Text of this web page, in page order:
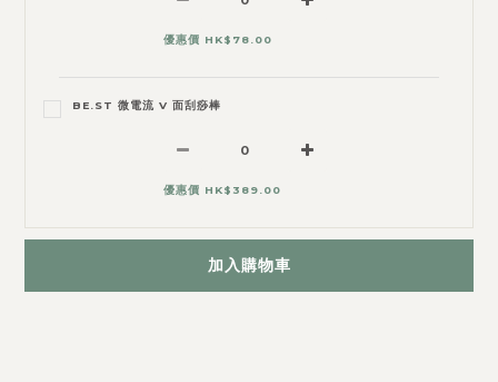
優惠價 HK$78.00
BE.ST 微電流 V 面刮痧棒
優惠價 HK$389.00
加入購物車